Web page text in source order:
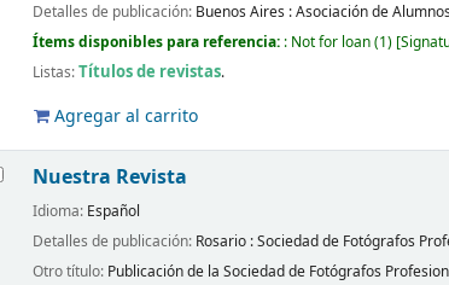
Detalles de publicación: Buenos Aires :Asociación de
Ítems disponibles para referencia: : Not for loan(1)
Listas:Títulos de revistas.
Agregar al carrito
Nuestra Revista
Idioma: Español
Detalles de publicación: Rosario :Sociedad de Fotógrafos
Otro título: Publicación de la Sociedad de Fotógrafos